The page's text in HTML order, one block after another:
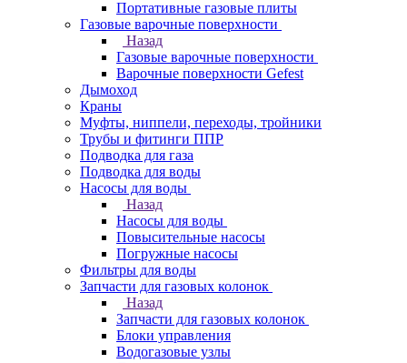
Портативные газовые плиты
Газовые варочные поверхности
Назад
Газовые варочные поверхности
Варочные поверхности Gefest
Дымоход
Краны
Муфты, ниппели, переходы, тройники
Трубы и фитинги ППР
Подводка для газа
Подводка для воды
Насосы для воды
Назад
Насосы для воды
Повысительные насосы
Погружные насосы
Фильтры для воды
Запчасти для газовых колонок
Назад
Запчасти для газовых колонок
Блоки управления
Водогазовые узлы